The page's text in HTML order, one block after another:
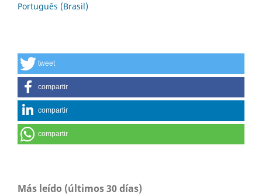
Português (Brasil)
tweet
compartir
compartir
compartir
Más leído (últimos 30 días)